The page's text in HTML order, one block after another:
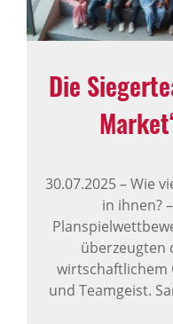
Die
30.07.2025–Wie
in ihnen?
überzeugten
wirtschaftlichem
und Teamgeist.